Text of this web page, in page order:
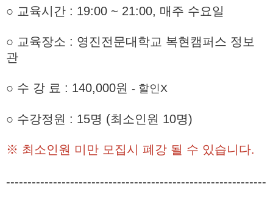
○ 교육시간 : 19:00 ~ 21:00, 매주 수요일
○ 교육장소 : 영진전문대학교 복현캠퍼스 정보
관
○ 수 강 료 : 140,000원 - 할인X
○ 수강정원 : 15명 (최소인원 10명)
※ 최소인원 미만 모집시 폐강 될 수 있습니다.
-------------------------------------------------------------